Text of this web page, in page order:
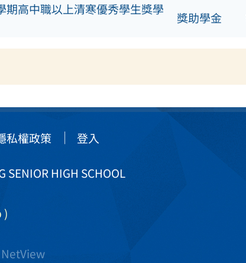
高中職以上清寒優秀學生獎學
獎助學金
私權政策 登入
HIGH SCHOOL
)
NetView